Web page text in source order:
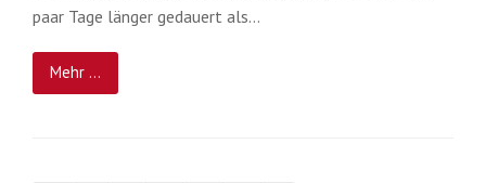
paar Tage länger gedauert als…
Mehr ...